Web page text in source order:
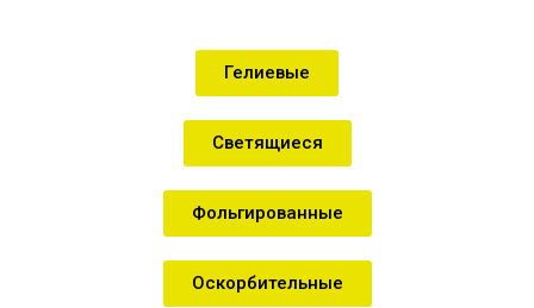
Гелиевые
Светящиеся
Фольгированные
Оскорбительные